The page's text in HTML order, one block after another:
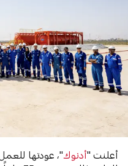
أعلنت " أدنوك"، عودتها